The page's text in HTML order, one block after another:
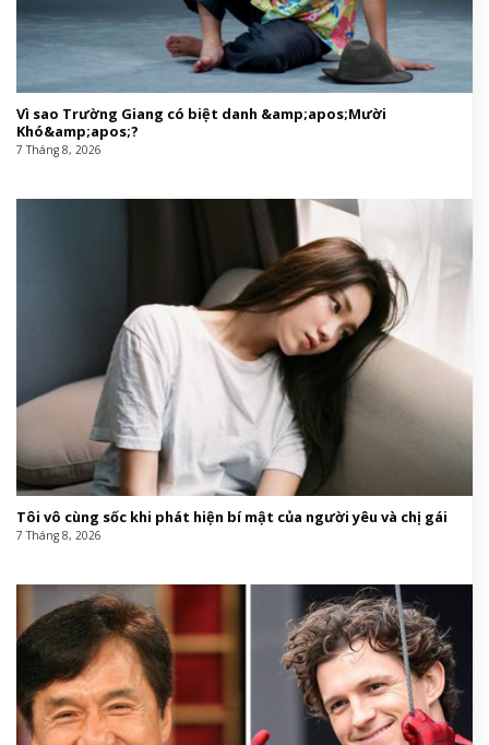
Vì sao Trường Giang có biệt danh &amp;apos;Mười
Khó&amp;apos;?
7 Tháng 8, 2026
Tôi vô cùng sốc khi phát hiện bí mật của người yêu và chị gái
7 Tháng 8, 2026